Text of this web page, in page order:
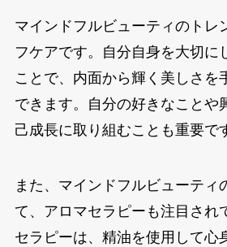
マインドフルビューティのトレ
フケアです。自分自身を大切に
ことで、内面から輝く美しさを
できます。自分の好きなことや
己成長に取り組むことも重要で
また、マインドフルビューティ
て、アロマセラピーも注目され
セラピーは、精油を使用して心